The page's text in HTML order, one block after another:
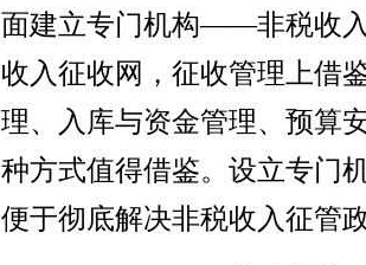
面建立专门机构——非税收
收入征收网，征收管理上借
理、入库与资金管理、预算
种方式值得借鉴。设立专门
便于彻底解决非税收入征管